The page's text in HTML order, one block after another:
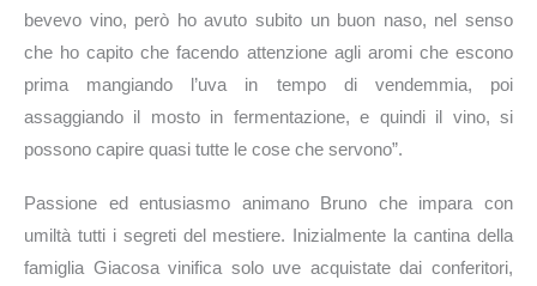
bevevo vino, però ho avuto subito un buon naso, nel senso
che ho capito che facendo attenzione agli aromi che escono
prima mangiando l’uva in tempo di vendemmia, poi
assaggiando il mosto in fermentazione, e quindi il vino, si
possono capire quasi tutte le cose che servono”.
Passione ed entusiasmo animano Bruno che impara con
umiltà tutti i segreti del mestiere. Inizialmente la cantina della
famiglia Giacosa vinifica solo uve acquistate dai conferitori,